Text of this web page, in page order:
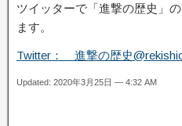
ツイッターで「進撃の歴史」
ます。
Twitter： 進撃の歴史
Updated: 2020年3月25日 — 4:32 AM